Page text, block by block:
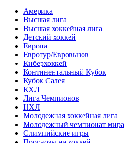
Америка
Высшая лига
Высшая хоккейная лига
Детский хоккей
Европа
Евротур/Евровызов
Киберхоккей
Континентальный Кубок
Кубок Салея
КХЛ
Лига Чемпионов
НХЛ
Молодежная хоккейная лига
Молодежный чемпионат мира
Олимпийские игры